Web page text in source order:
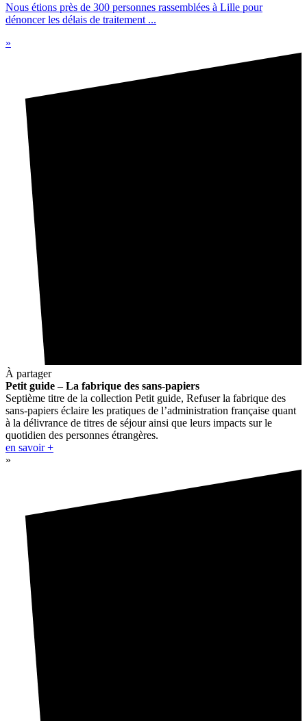
Nous étions près de 300 personnes rassemblées à Lille pour
dénoncer les délais de traitement ...
»
À partager
Petit guide – La fabrique des sans-papiers
Septième titre de la collection Petit guide, Refuser la fabrique des
sans-papiers éclaire les pratiques de l’administration française quant
à la délivrance de titres de séjour ainsi que leurs impacts sur le
quotidien des personnes étrangères.
en savoir +
»